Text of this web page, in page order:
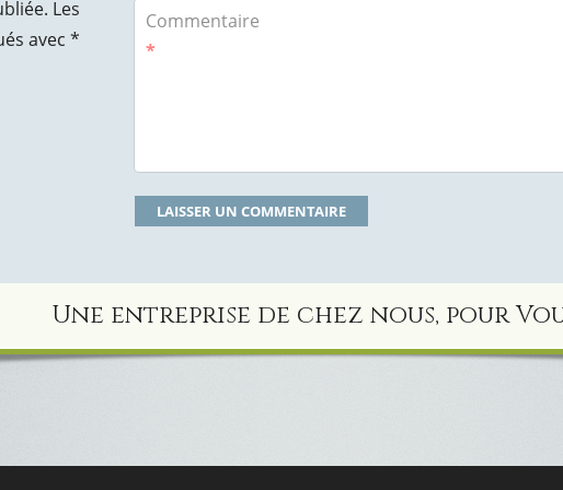
Les
avec *
Commentaire
*
Une entreprise de chez nous, pour